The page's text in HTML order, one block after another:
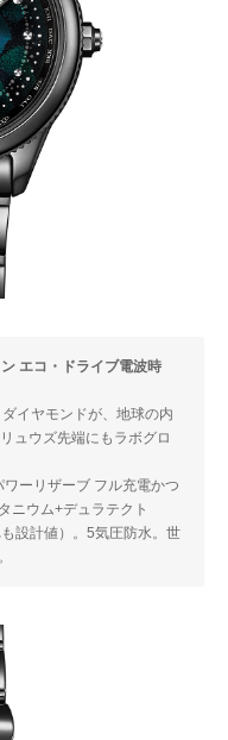
エコ・ドライブ電波時
イヤモンドが、地球の内
ュウズ先端にもラボグロ
ーリザーブ フル充電かつ
ニウム+デュラテクト
設計値）。5気圧防水。世